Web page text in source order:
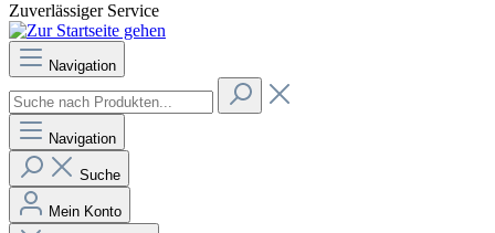
Zuverlässiger Service
Navigation
Navigation
Suche
Mein Konto